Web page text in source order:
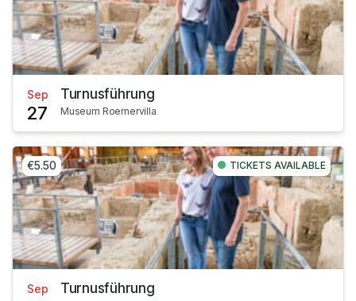
Sep
27
Turnusführung
Museum Roemervilla
€5.50 TICKETS AVAILABLE
Sep Turnusführung